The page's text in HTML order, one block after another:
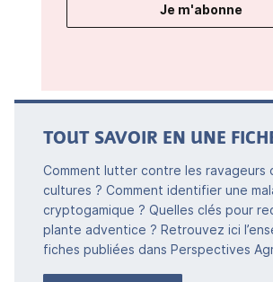
Je m'abonne
TOUT SAVOIR EN UNE
Comment lutter contre les ravageurs
cultures ? Comment identifier une
cryptogamique ? Quelles clés pour
plante adventice ? Retrouvez ici
fiches publiées dans Perspectives